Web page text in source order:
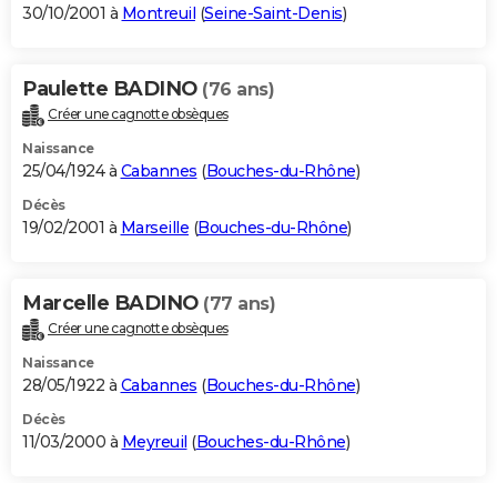
30/10/2001 à Montreuil (Seine-Saint-Denis)
Paulette BADINO (76 ans)
Créer une cagnotte obsèques
Naissance
25/04/1924 à Cabannes (Bouches-du-Rhône)
Décès
19/02/2001 à Marseille (Bouches-du-Rhône)
Marcelle BADINO (77 ans)
Créer une cagnotte obsèques
Naissance
28/05/1922 à Cabannes (Bouches-du-Rhône)
Décès
11/03/2000 à Meyreuil (Bouches-du-Rhône)